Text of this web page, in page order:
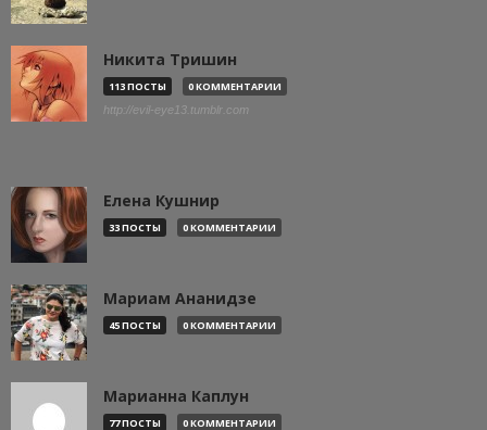
Никита Тришин
113 ПОСТЫ 0 КОММЕНТАРИИ
http://evil-eye13.tumblr.com
Елена Кушнир
33 ПОСТЫ 0 КОММЕНТАРИИ
Мариам Ананидзе
45 ПОСТЫ 0 КОММЕНТАРИИ
Марианна Каплун
77 ПОСТЫ 0 КОММЕНТАРИИ